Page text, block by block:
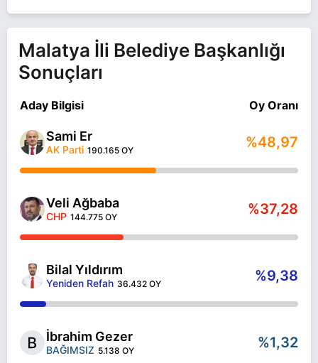
Malatya İli Belediye Başkanlığı
Sonuçları
Aday Bilgisi Oy Oranı
Sami Er
AK Parti 190.165 OY %48,97
Veli Ağbaba
CHP 144.775 OY %37,28
Bilal Yıldırım
Yeniden Refah 36.432 OY %9,38
İbrahim Gezer
BAĞIMSIZ 5.138 OY %1,32